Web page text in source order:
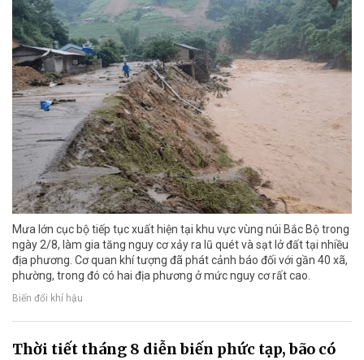
Mưa lớn cục bộ tiếp tục xuất hiện tại khu vực vùng núi Bắc Bộ trong
ngày 2/8, làm gia tăng nguy cơ xảy ra lũ quét và sạt lở đất tại nhiều
địa phương. Cơ quan khí tượng đã phát cảnh báo đối với gần 40 xã,
phường, trong đó có hai địa phương ở mức nguy cơ rất cao.
Biến đổi khí hậu
Thời tiết tháng 8 diễn biến phức tạp, bão có